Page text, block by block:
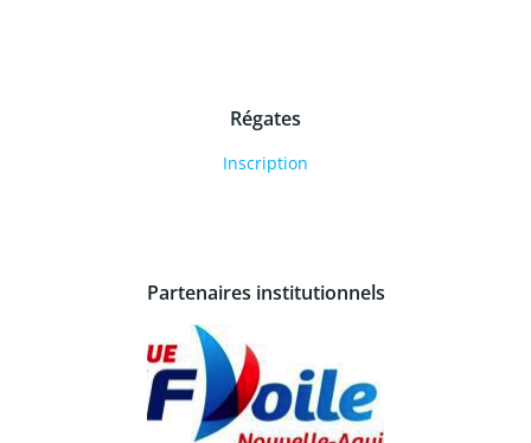
Régates
Inscription
Partenaires institutionnels